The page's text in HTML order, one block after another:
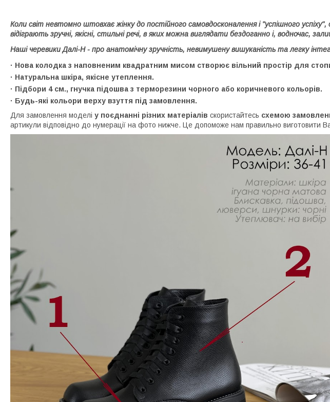
Коли світ невтомно штовхає жінку до постійного самовдосконалення і "успішного
відіграють зручні, якісні, стильні речі, в яких можна виглядати бездоганно і, водночас,
Наші черевики Далі-Н - про анатомічну зручність, невимушену вишуканість та легку
· Нова колодка з наповненим квадратним мисом створює вільний простір для
· Натуральна шкіра, якісне утеплення.
· Підбори 4 см., гнучка підошва з терморезини чорного або коричневого кольорів.
· Будь-які кольори верху взуття під замовлення.
Для замовлення моделі у поєднанні різних матеріалів скористайтесь схемою
артикули відповідно до нумерації на фото нижче. Це допоможе нам правильно виготовити